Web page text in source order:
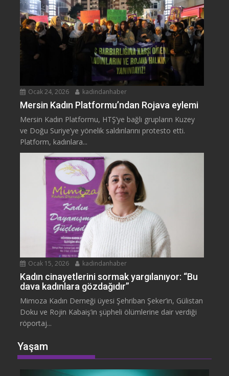
Ocak 24, 2026 kadindanhaber
Mersin Kadın Platformu’ndan Rojava eylemi
Mersin Kadın Platformu, HTŞ’ye bağlı grupların Kuzey
ve Doğu Suriye’ye yönelik saldırılarını protesto etti.
Platform, kadınlara...
Ocak 15, 2026 kadindanhaber
Kadın cinayetlerini sormak yargılanıyor: “Bu
dava kadınlara gözdağıdır”
Mimoza Kadın Derneği üyesi Şehriban Şeker’in, Gülistan
Doku ve Rojin Kabaiş’in şüpheli ölümlerine dair verdiği
röportaj...
Yaşam